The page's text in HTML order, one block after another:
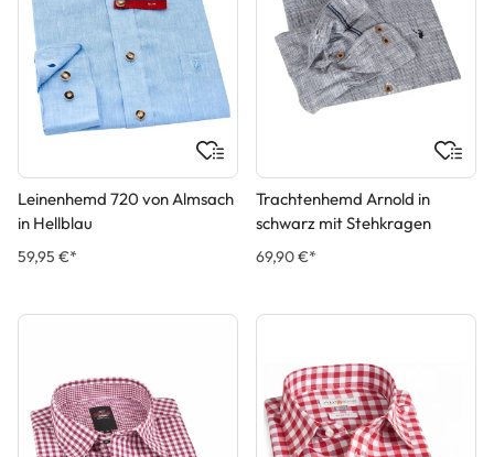
Leinenhemd 720 von Almsach
in Hellblau
59,95 €*
Trachtenhemd Arnold in
schwarz mit Stehkragen
69,90 €*